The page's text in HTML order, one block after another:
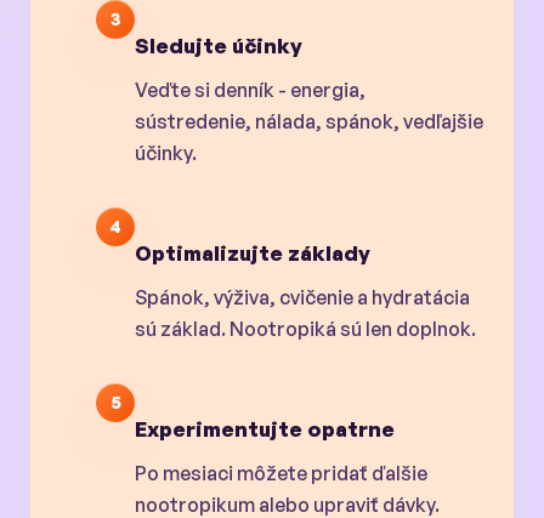
3
Sledujte účinky
Veďte si denník - energia,
sústredenie, nálada, spánok, vedľajšie
účinky.
4
Optimalizujte základy
Spánok, výživa, cvičenie a hydratácia
sú základ. Nootropiká sú len doplnok.
5
Experimentujte opatrne
Po mesiaci môžete pridať ďalšie
nootropikum alebo upraviť dávky.